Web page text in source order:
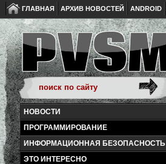
ГЛАВНАЯ АРХИВ НОВОСТЕЙ ANDROID
НОВОСТИ
ПРОГРАММИРОВАНИЕ
ИНФОРМАЦИОННАЯ БЕЗОПАСНОСТЬ
ЭТО ИНТЕРЕСНО